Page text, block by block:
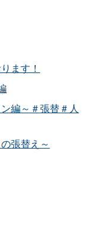
ます！
編～＃張替＃人
張替え～